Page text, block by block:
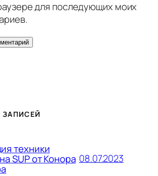
для последующих моих
техники
SUP от Конора 08.07.2023